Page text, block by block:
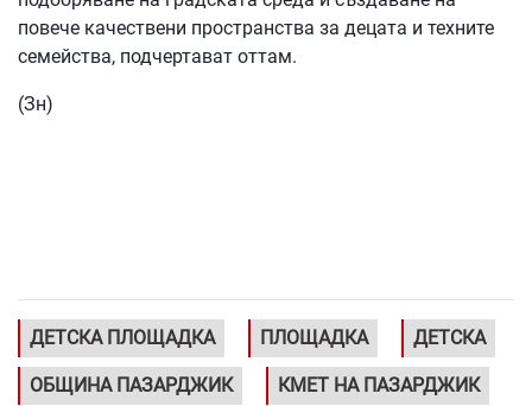
повече качествени пространства за децата и техните
семейства, подчертават оттам.
(Зн)
ДЕТСКА ПЛОЩАДКА ПЛОЩАДКА ДЕТСКА
ОБЩИНА ПАЗАРДЖИК КМЕТ НА ПАЗАРДЖИК